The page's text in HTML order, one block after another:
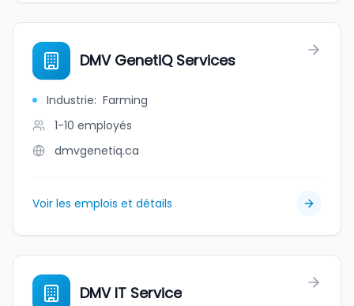
DMV GenetiQ Services
Industrie: Farming
1-10 employés
dmvgenetiq.ca
Voir les emplois et détails
DMV IT Service